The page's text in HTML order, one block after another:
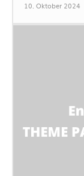
10. Oktober 2024